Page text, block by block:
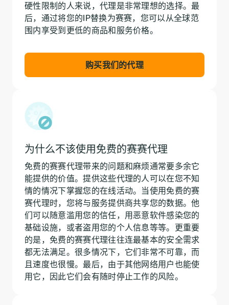
硬性限制的人来说，代理是非常理想的选择。最
后，通过将您的IP替换为赛赛，您可以从全球范
围内享受到更低的商品和服务价格。
购买我们的代理
为什么不该使用免费的赛赛代理
免费的赛赛代理带来的问题和麻烦通常要多余它
能提供的价值。提供这些代理的人可以在您不知
情的情况下掌握您的在线活动。当使用免费的赛
赛代理时，您将与服务提供商共享您的数据。他
们可以随意滥用您的信任，用恶意软件感染您的
基础设施，或者盗用您的个人信息等等。更重要
的是，免费的赛赛代理往往连最基本的安全需求
都无法满足。很多情况下，它们非常不可靠，而
且速度也很慢。最后，由于其他网络用户也能使
用它，因此它们会有随时停止工作的风险。